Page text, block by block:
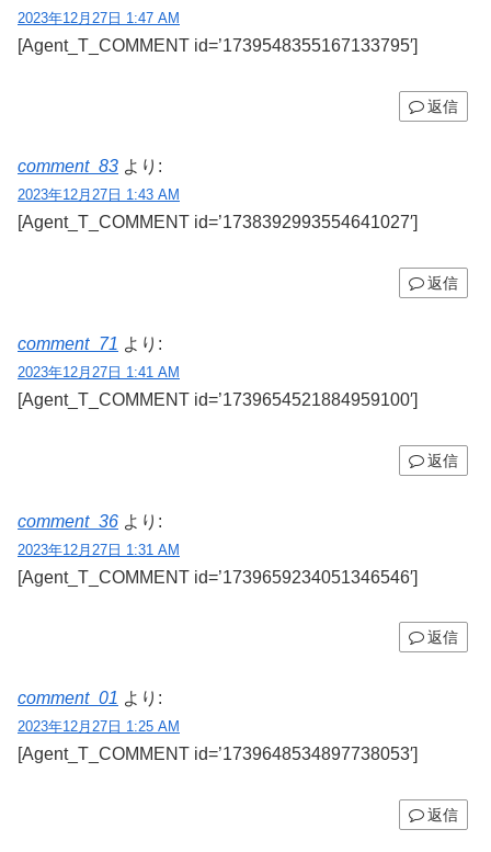
2023年12月27日 1:47 AM
[Agent_T_COMMENT id=’1739548355167133795′]
返信
comment_83 より:
2023年12月27日 1:43 AM
[Agent_T_COMMENT id=’1738392993554641027′]
返信
comment_71 より:
2023年12月27日 1:41 AM
[Agent_T_COMMENT id=’1739654521884959100′]
返信
comment_36 より:
2023年12月27日 1:31 AM
[Agent_T_COMMENT id=’1739659234051346546′]
返信
comment_01 より:
2023年12月27日 1:25 AM
[Agent_T_COMMENT id=’1739648534897738053′]
返信